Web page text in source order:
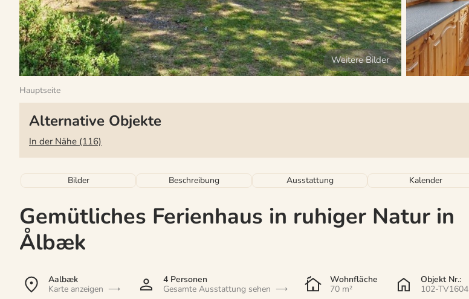
Hauptseite
Alternative Objekte
In der Nähe (116)
Bilder Beschreibung Ausstattung Kalender
Gemütliches Ferienhaus in ruhiger Natur in
Ålbæk
Aalbæk
Karte anzeigen
4 Personen
Gesamte Ausstattung sehen
Wohnfläche
70 m²
Objekt Nr.:
102-TV1604